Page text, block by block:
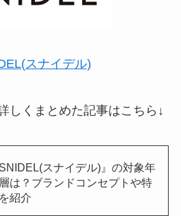
スナイデル)
しくまとめた記事はこちら↓
SNIDEL(スナイデル)』の対象年
は？ブランドコンセプトや特
紹介